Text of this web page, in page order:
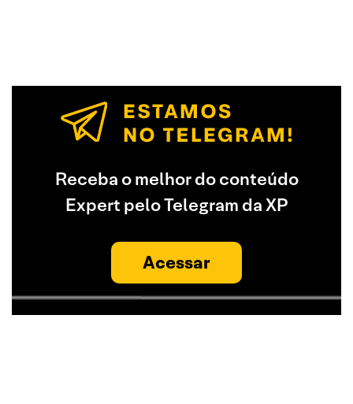
Receba o melhor do conteúdo
Expert pelo Telegram da XP
Acessar